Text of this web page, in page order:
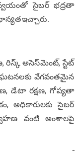
సైబర్ భద్రతా
ఇచ్చారు.
రిస్క్ అసెస్‌మెంట్, స్టేట్
ఘటనలకు వేగవంతమైన
డేటా రక్షణ, గోప్యతా
అధికారులకు సైబర్
వంటి అంశాలపై